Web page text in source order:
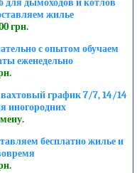
для дымоходов и котлов
жилье
грн.
с опытом обучаем
еженедельно
график 7/7, 14/14
иногородних
бесплатно жилье и